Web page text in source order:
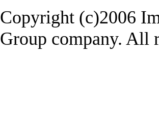
Copyright (c)2006
Group company. All